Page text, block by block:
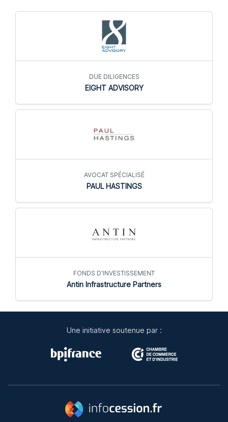
DUE DILIGENCES
EIGHT ADVISORY
AVOCAT SPÉCIALISÉ
PAUL HASTINGS
FONDS D'INVESTISSEMENT
Antin Infrastructure Partners
Une initiative soutenue par :